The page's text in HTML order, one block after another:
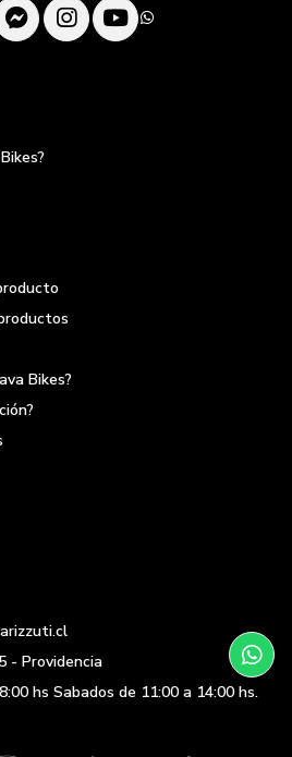
Bikes?
- Providencia
hs Sabados de 11:00 a 14:00 hs.